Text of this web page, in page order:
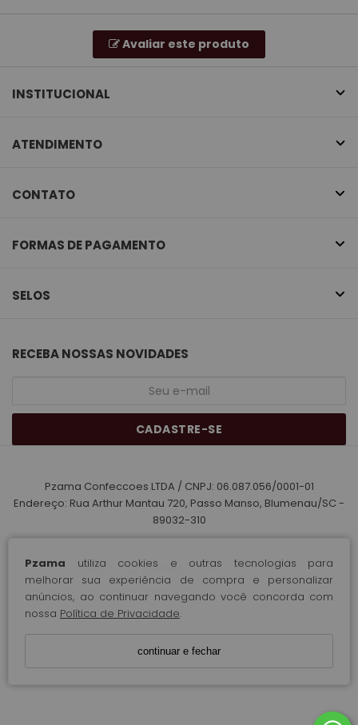
Pzama utiliza cookies e outras tecnologias para
melhorar sua experiência de compra e personalizar
anúncios, ao continuar navegando você concorda com
nossa Política de Privacidade.
continuar e fechar
Avaliar este produto
INSTITUCIONAL
ATENDIMENTO
CONTATO
FORMAS DE PAGAMENTO
SELOS
RECEBA NOSSAS NOVIDADES
CADASTRE-SE
Pzama Confeccoes LTDA / CNPJ: 06.087.056/0001-01
Endereço: Rua Arthur Mantau 720, Passo Manso, Blumenau/SC -
89032-310